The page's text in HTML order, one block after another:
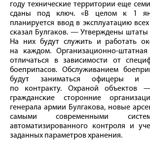
году технические территории еще
сданы под ключ. «В целом к 1
планируется ввод в эксплуатацию
сказал Булгаков. — Утверждены
На них будут служить и работать
на каждом. Организационно-штатная
отличаться в зависимости от
боеприпасов. Обслуживанием
будут заниматься офицеры и
по контракту. Охраной объектов
гражданские сторонние
генерала армии Булгакова, новые
самыми современными
автоматизированного контроля и
заданных параметров хранения.